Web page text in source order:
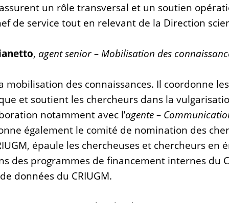
un rôle transversal et un soutien
de service tout en relevant de la Direction
, agent senior – Mobilisation des
mobilisation des connaissances. Il coordonne
et soutient les chercheurs dans la
notamment avec l’agente –
également le comité de nomination des
épaule les chercheuses et chercheurs en
des programmes de financement internes du
données du CRIUGM.